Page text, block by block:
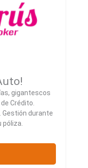
gigantescos
Crédito.
durante
póliza.